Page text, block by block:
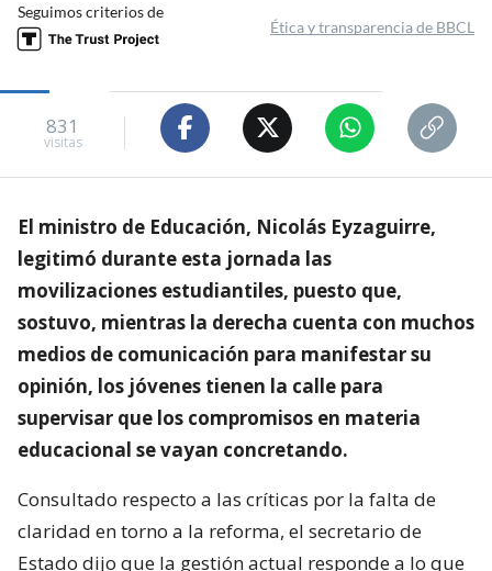
Seguimos criterios de
Ética y transparencia de BBCL
831
visitas
El ministro de Educación, Nicolás Eyzaguirre,
legitimó durante esta jornada las
movilizaciones estudiantiles, puesto que,
sostuvo, mientras la derecha cuenta con muchos
medios de comunicación para manifestar su
opinión, los jóvenes tienen la calle para
supervisar que los compromisos en materia
educacional se vayan concretando.
Consultado respecto a las críticas por la falta de
claridad en torno a la reforma, el secretario de
Estado dijo que la gestión actual responde a lo que